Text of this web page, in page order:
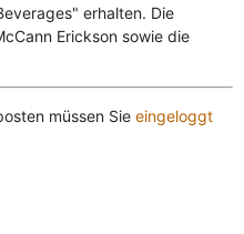
erhalten. Die
Erickson sowie die
müssen Sie eingeloggt